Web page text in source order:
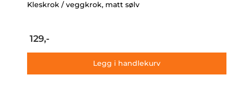
Kleskrok / veggkrok, matt sølv
129,-
Legg i handlekurv